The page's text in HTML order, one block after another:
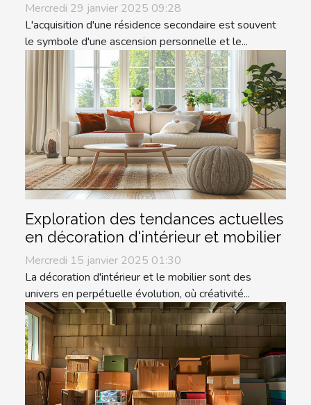
Mercredi 29 janvier 2025 09:28
L'acquisition d'une résidence secondaire est souvent
le symbole d'une ascension personnelle et le...
Exploration des tendances actuelles
en décoration d'intérieur et mobilier
Mercredi 15 janvier 2025 01:30
La décoration d'intérieur et le mobilier sont des
univers en perpétuelle évolution, où créativité...